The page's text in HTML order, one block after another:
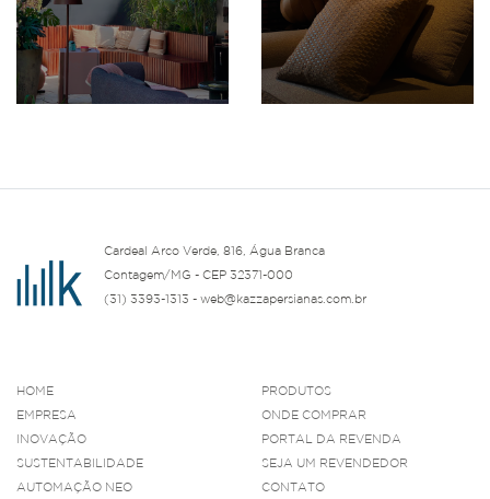
Cardeal Arco Verde, 816, Água Branca
Contagem/MG - CEP 32371-000
(31) 3393-1313 - web@kazzapersianas.com.br
HOME
EMPRESA
INOVAÇÃO
SUSTENTABILIDADE
AUTOMAÇÃO NEO
PRODUTOS
ONDE COMPRAR
PORTAL DA REVENDA
SEJA UM REVENDEDOR
CONTATO